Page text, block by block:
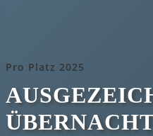
Pro Platz 2025